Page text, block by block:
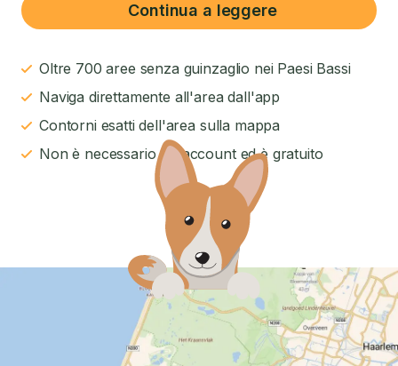
Continua a leggere
Oltre 700 aree senza guinzaglio nei Paesi Bassi
Naviga direttamente all'area dall'app
Contorni esatti dell'area sulla mappa
Non è necessario un account ed è gratuito